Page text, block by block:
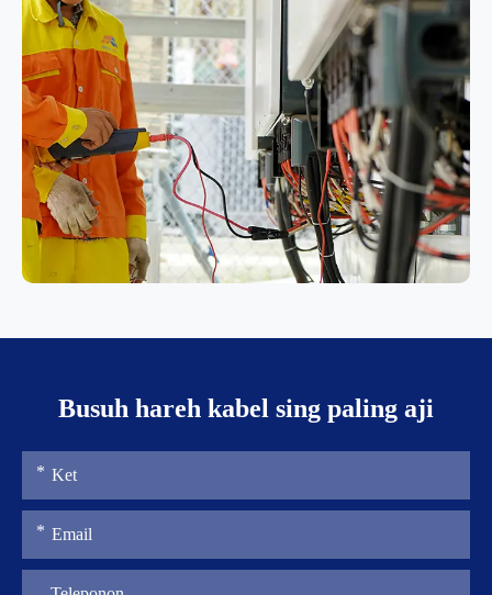
Busuh hareh kabel sing paling aji